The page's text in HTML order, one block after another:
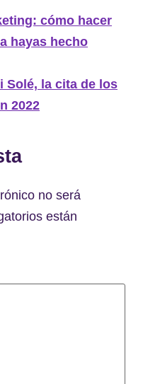
cómo hacer
hayas hecho
Solé, la cita de los
2022
no será
están